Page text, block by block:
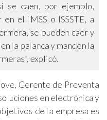
se caen, por ejemplo,
el IMSS o ISSSTE, a
se pueden caer y
la palanca y manden la
explicó.
Gerente de Preventa
en electrónica y
de la empresa es